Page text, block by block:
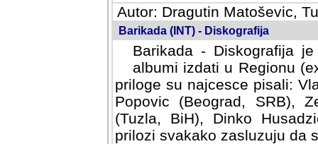
Autor: Dragutin Matoševic,
Barikada (INT) - Diskografija
Barikada - Diskografija
albumi izdati u Regionu
priloge su najcesce pisali:
Popovic (Beograd, SRB),
(Tuzla, BiH), Dinko
prilozi svakako zasluzuju da